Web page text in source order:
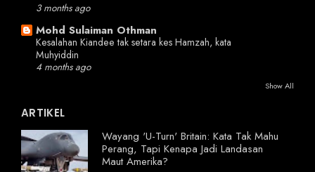
3 months ago
Mohd Sulaiman Othman
Kesalahan Kiandee tak setara kes Hamzah, kata
Muhyiddin
4 months ago
Show All
ARTIKEL
Wayang 'U-Turn' Britain: Kata Tak Mahu
Perang, Tapi Kenapa Jadi Landasan
Maut Amerika?